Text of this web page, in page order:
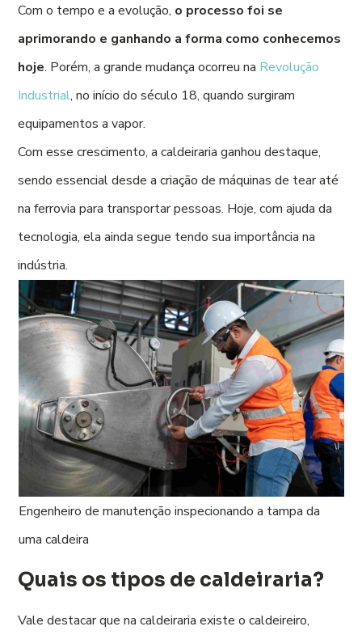
Com o tempo e a evolução, o processo foi se
aprimorando e ganhando a forma como conhecemos
hoje. Porém, a grande mudança ocorreu na Revolução
Industrial, no início do século 18, quando surgiram
equipamentos a vapor.
Com esse crescimento, a caldeiraria ganhou destaque,
sendo essencial desde a criação de máquinas de tear até
na ferrovia para transportar pessoas. Hoje, com ajuda da
tecnologia, ela ainda segue tendo sua importância na
indústria.
Engenheiro de manutenção inspecionando a tampa da
uma caldeira
Quais os tipos de caldeiraria?
Vale destacar que na caldeiraria existe o caldeireiro,